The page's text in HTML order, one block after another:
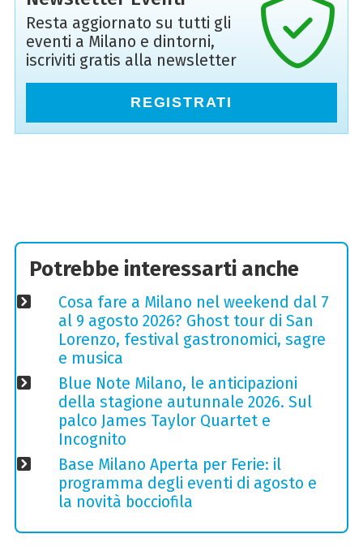
Resta aggiornato su tutti gli
eventi a Milano e dintorni,
iscriviti gratis alla newsletter
REGISTRATI
Potrebbe interessarti anche
Cosa fare a Milano nel weekend dal 7
al 9 agosto 2026? Ghost tour di San
Lorenzo, festival gastronomici, sagre
e musica
Blue Note Milano, le anticipazioni
della stagione autunnale 2026. Sul
palco James Taylor Quartet e
Incognito
Base Milano Aperta per Ferie: il
programma degli eventi di agosto e
la novità bocciofila